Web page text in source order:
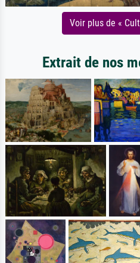
Voir plus de «
Extrait de nos